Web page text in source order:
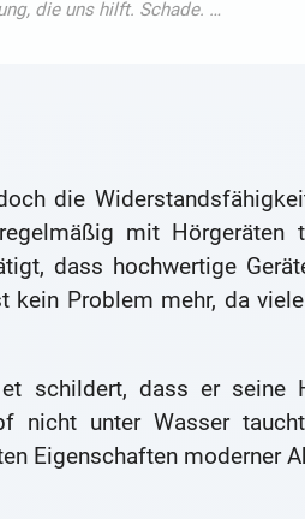
die
mit Hörgeräten
dass hochwertige
kein Problem mehr, da
schildert, dass er seine
nicht unter Wasser
Eigenschaften moderner